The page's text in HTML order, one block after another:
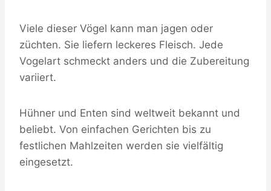
Viele dieser Vögel kann man jagen oder
züchten. Sie liefern leckeres Fleisch. Jede
Vogelart schmeckt anders und die Zubereitung
variiert.
Hühner und Enten sind weltweit bekannt und
beliebt. Von einfachen Gerichten bis zu
festlichen Mahlzeiten werden sie vielfältig
eingesetzt.